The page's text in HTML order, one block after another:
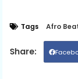
Tags Afro